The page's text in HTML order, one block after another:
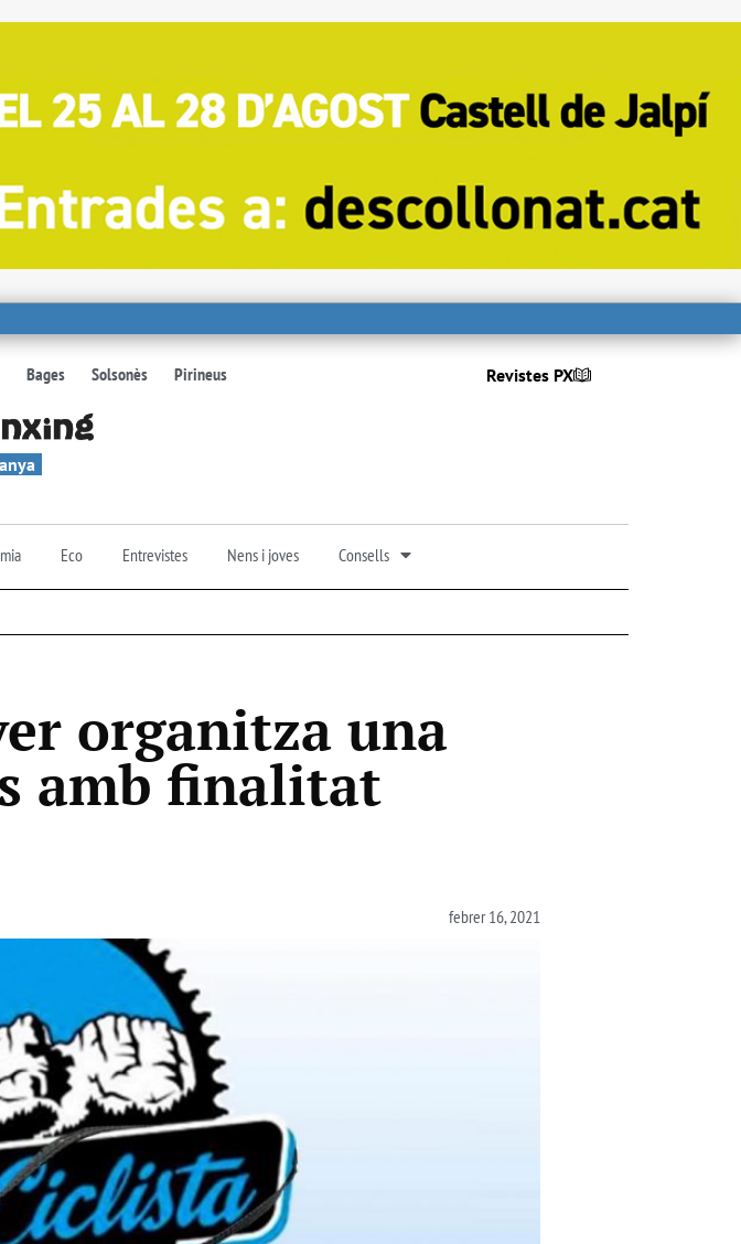
Bages Solsonès Pirineus Revistes PX
Eco Entrevistes Nens i joves Consells
organitza una
amb finalitat
febrer 16, 2021